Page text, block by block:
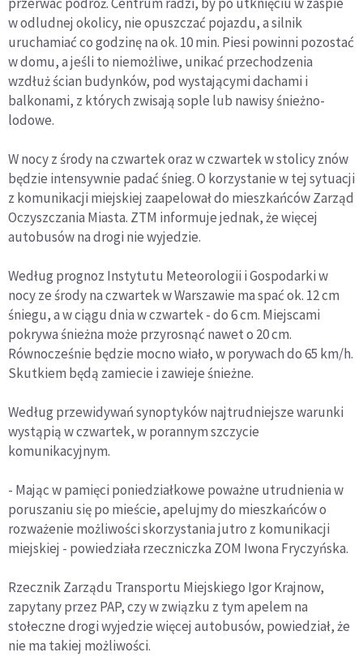
w odludnej okolicy, nie opuszczać pojazdu, a silnik
uruchamiać co godzinę na ok. 10 min. Piesi powinni pozostać
w domu, a jeśli to niemożliwe, unikać przechodzenia
wzdłuż ścian budynków, pod wystającymi dachami i
balkonami, z których zwisają sople lub nawisy śnieżno-
lodowe.
W nocy z środy na czwartek oraz w czwartek w stolicy znów
będzie intensywnie padać śnieg. O korzystanie w tej sytuacji
z komunikacji miejskiej zaapelował do mieszkańców Zarząd
Oczyszczania Miasta. ZTM informuje jednak, że więcej
autobusów na drogi nie wyjedzie.
Według prognoz Instytutu Meteorologii i Gospodarki w
nocy ze środy na czwartek w Warszawie ma spać ok. 12 cm
śniegu, a w ciągu dnia w czwartek - do 6 cm. Miejscami
pokrywa śnieżna może przyrosnąć nawet o 20 cm.
Równocześnie będzie mocno wiało, w porywach do 65 km/h.
Skutkiem będą zamiecie i zawieje śnieżne.
Według przewidywań synoptyków najtrudniejsze warunki
wystąpią w czwartek, w porannym szczycie
komunikacyjnym.
- Mając w pamięci poniedziałkowe poważne utrudnienia w
poruszaniu się po mieście, apelujmy do mieszkańców o
rozważenie możliwości skorzystania jutro z komunikacji
miejskiej - powiedziała rzeczniczka ZOM Iwona Fryczyńska.
Rzecznik Zarządu Transportu Miejskiego Igor Krajnow,
zapytany przez PAP, czy w związku z tym apelem na
stołeczne drogi wyjedzie więcej autobusów, powiedział, że
nie ma takiej możliwości.